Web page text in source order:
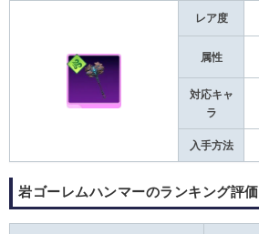
レア度
属性
対応キャ
ラ
入手方法
岩ゴーレムハンマーのランキング評価